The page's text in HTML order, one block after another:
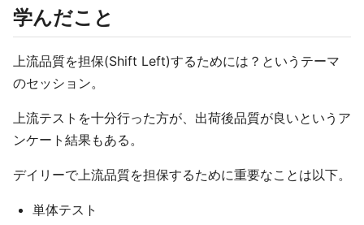
学んだこと
上流品質を担保(Shift Left)するためには？というテーマ
のセッション。
上流テストを十分行った方が、出荷後品質が良いというア
ンケート結果もある。
デイリーで上流品質を担保するために重要なことは以下。
単体テスト